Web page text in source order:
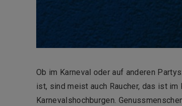
Ob im Karneval oder auf anderen
ist, sind meist auch Raucher, das ist
Karnevalshochburgen.